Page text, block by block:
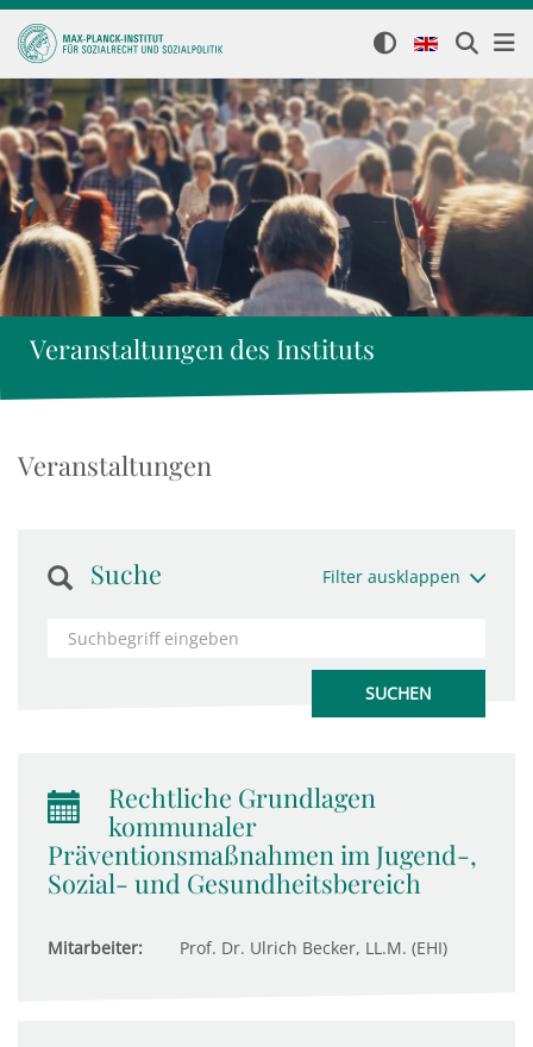
Veranstaltungen des Instituts
Veranstaltungen
Suche Filter ausklappen
Rechtliche Grundlagen
kommunaler
Präventionsmaßnahmen im Jugend-,
Sozial- und Gesundheitsbereich
Mitarbeiter: Prof. Dr. Ulrich Becker, LL.M. (EHI)